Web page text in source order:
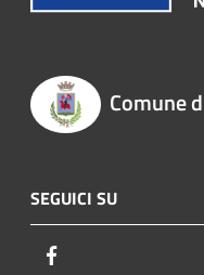
Comune
SEGUICI SU